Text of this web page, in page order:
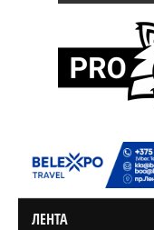
ЛЕНТА